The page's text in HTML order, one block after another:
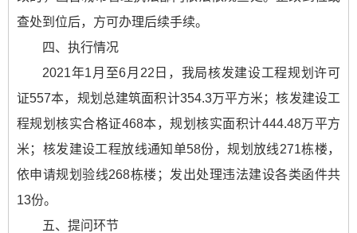
查处到位后，方可办理后续手续。
四、执行情况
2021年1月至6月22日，我局核发建设工程规划许可
证557本，规划总建筑面积计354.3万平方米；核发建设工
程规划核实合格证468本，规划核实面积计444.48万平方
米；核发建设工程放线通知单58份，规划放线271栋楼，
依申请规划验线268栋楼；发出处理违法建设各类函件共
13份。
五、提问环节